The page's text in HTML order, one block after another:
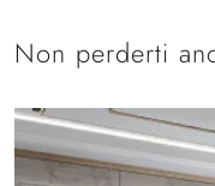
Non perderti